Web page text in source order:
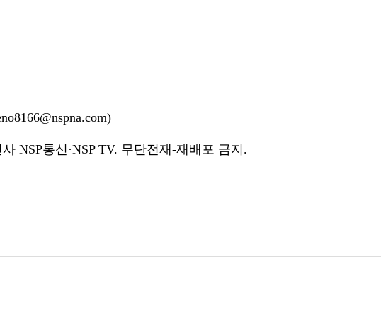
NSP통신·NSP TV. 무단전재-재배포 금지.